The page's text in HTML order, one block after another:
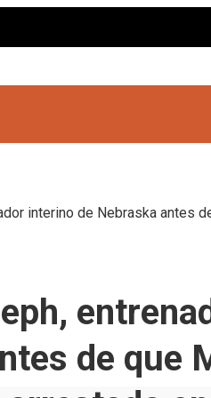
interino de Nebraska antes
de que